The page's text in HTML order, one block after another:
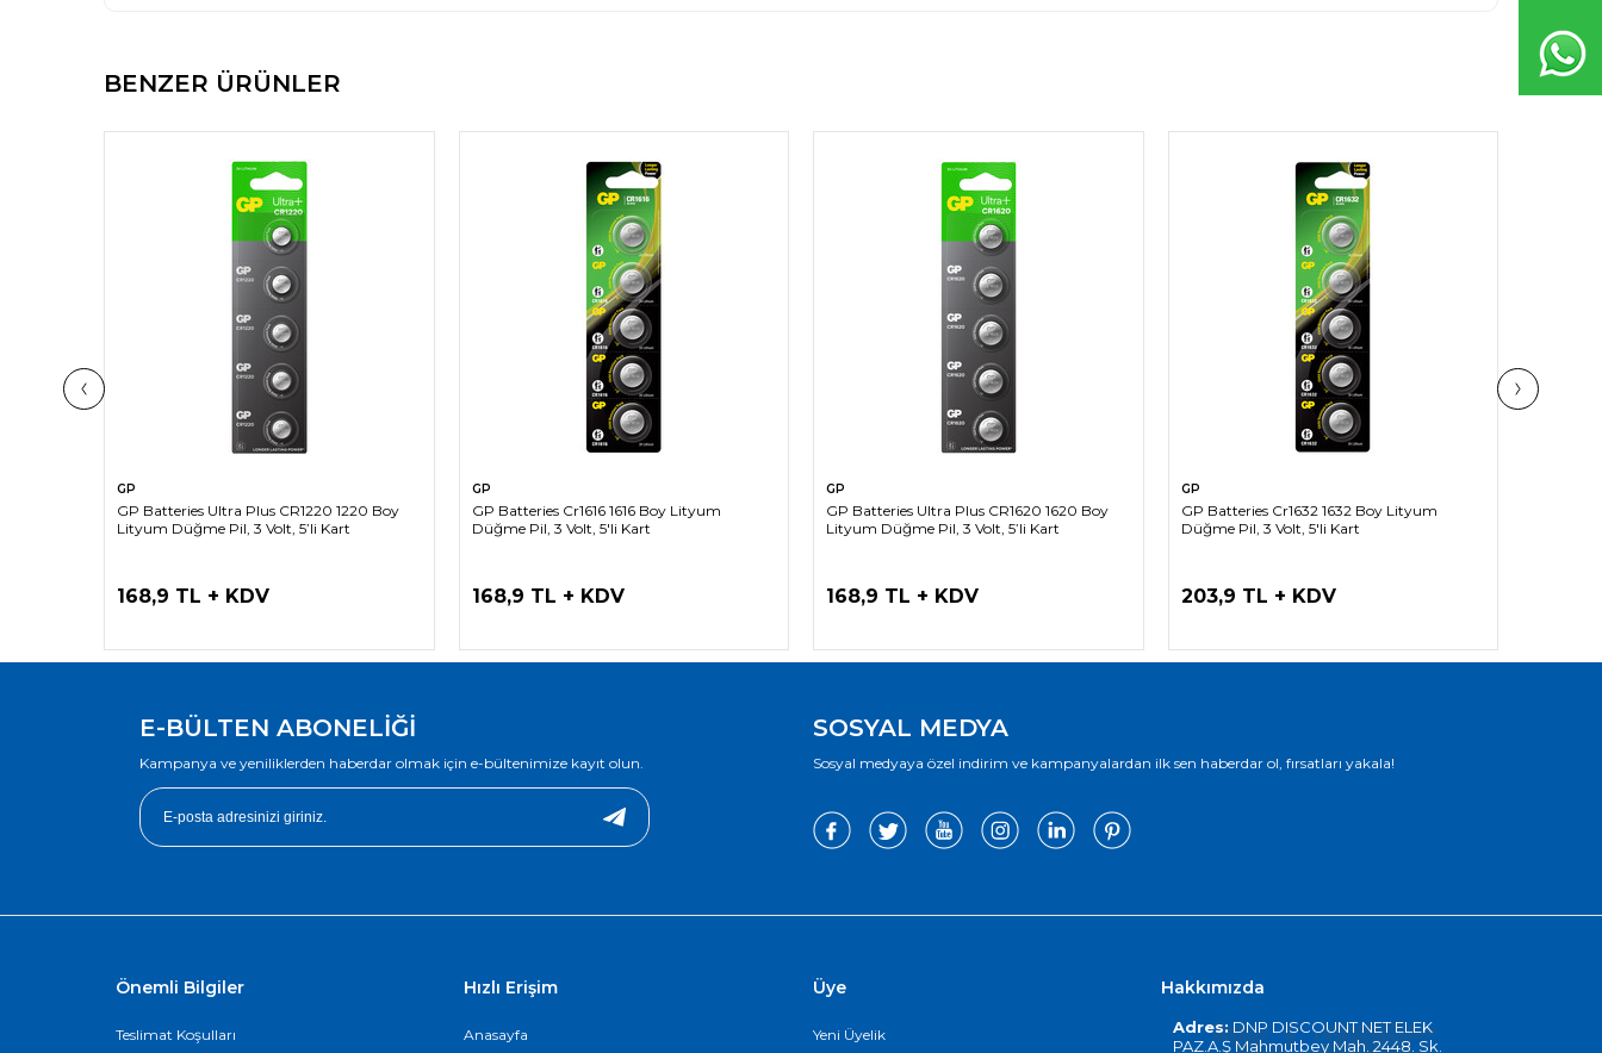
BENZER ÜRÜNLER
GP
GP Batteries Ultra Plus CR1220 1220 Boy
Lityum Düğme Pil, 3 Volt, 5’li Kart
168,9 TL + KDV
GP
GP Batteries Cr1616 1616 Boy Lityum
Düğme Pil, 3 Volt, 5'li Kart
168,9 TL + KDV
GP
GP Batteries Ultra Plus CR1620 1620 Boy
Lityum Düğme Pil, 3 Volt, 5’li Kart
168,9 TL + KDV
GP
GP Batteries Cr1632 1632 Boy Lityum
Düğme Pil, 3 Volt, 5'li Kart
203,9 TL + KDV
E-BÜLTEN ABONELİĞİ
Kampanya ve yeniliklerden haberdar olmak için e-bültenimize kayıt olun.
SOSYAL MEDYA
Sosyal medyaya özel indirim ve kampanyalardan ilk sen haberdar ol, fırsatları yakala!
Önemli Bilgiler
Teslimat Koşulları
Hızlı Erişim
Anasayfa
Üye
Yeni Üyelik
Hakkımızda
Adres: DNP DISCOUNT NET ELEK
PAZ.A.Ş Mahmutbey Mah. 2448. Sk.